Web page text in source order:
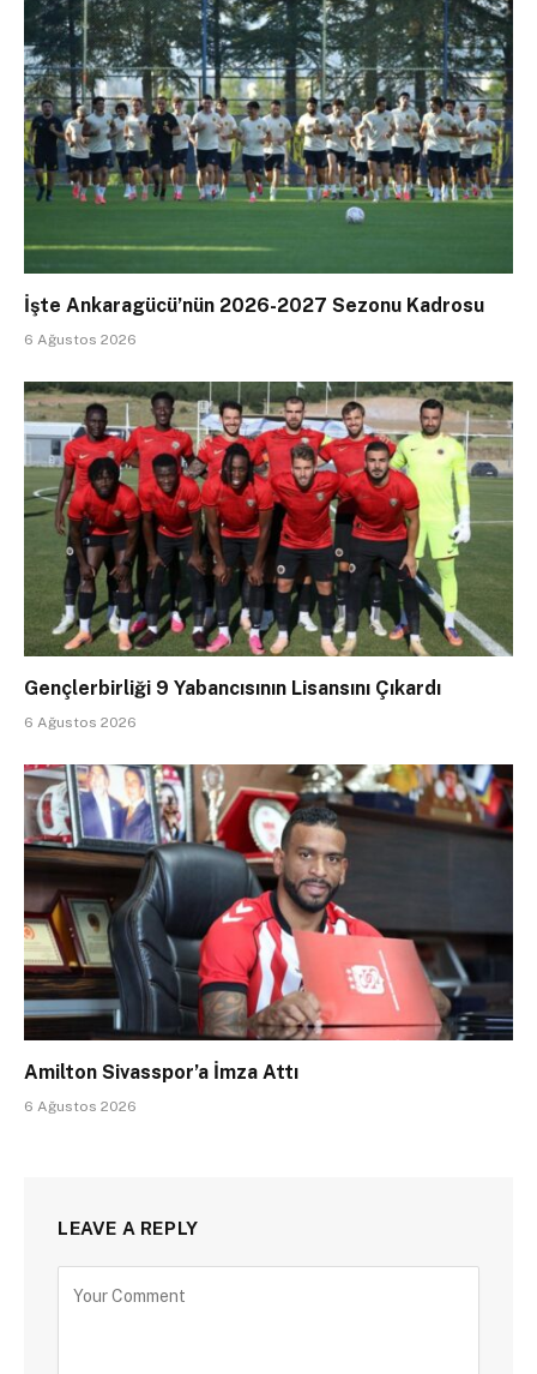
İşte Ankaragücü’nün 2026-2027 Sezonu Kadrosu
6 Ağustos 2026
Gençlerbirliği 9 Yabancısının Lisansını Çıkardı
6 Ağustos 2026
Amilton Sivasspor’a İmza Attı
6 Ağustos 2026
LEAVE A REPLY